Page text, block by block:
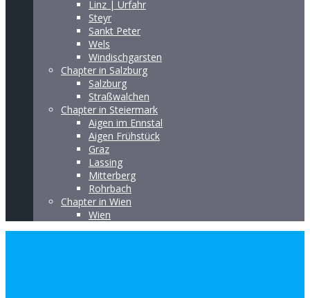
Linz | Urfahr
Steyr
Sankt Peter
Wels
Windischgarsten
Chapter in Salzburg
Salzburg
Straßwalchen
Chapter in Steiermark
Aigen im Ennstal
Aigen Frühstück
Graz
Lassing
Mitterberg
Rohrbach
Chapter in Wien
Wien